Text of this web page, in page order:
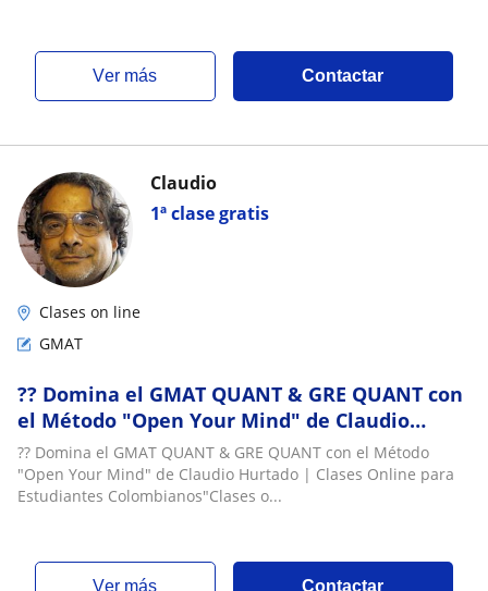
ver más Contactar
1ª clase gratis
Claudio
Clases on line
GMAT
?? Domina el GMAT QUANT & GRE QUANT con
el Método "Open Your Mind" de Claudio
Hurtado | Clases Online para Estudiantes
Colombianos
?? Domina el GMAT QUANT & GRE QUANT con el Método
"Open Your Mind" de Claudio Hurtado | Clases Online para
Estudiantes Colombianos"Clases o...
ver más Contactar